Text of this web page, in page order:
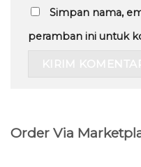
Simpan nama,
peramban ini untuk
Order Via